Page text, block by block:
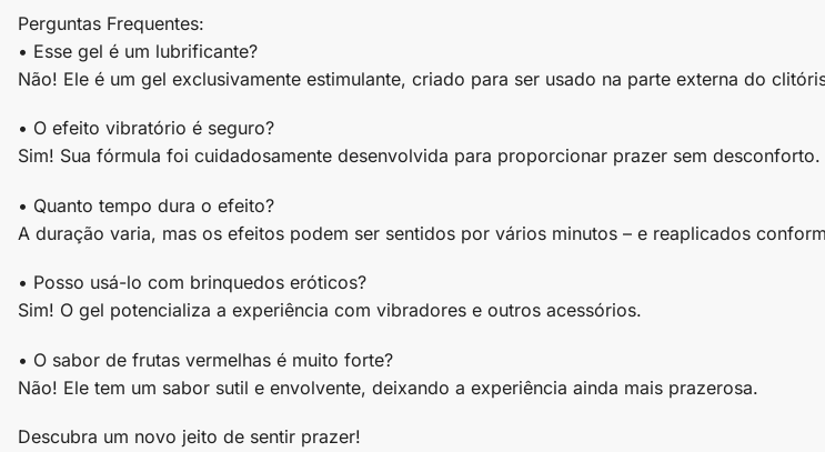
Perguntas Frequentes:
• Esse gel é um lubrificante?
Não! Ele é um gel exclusivamente estimulante, criado para ser usado na parte externa do
• O efeito vibratório é seguro?
Sim! Sua fórmula foi cuidadosamente desenvolvida para proporcionar prazer sem desconforto.
• Quanto tempo dura o efeito?
A duração varia, mas os efeitos podem ser sentidos por vários minutos – e reaplicados
• Posso usá-lo com brinquedos eróticos?
Sim! O gel potencializa a experiência com vibradores e outros acessórios.
• O sabor de frutas vermelhas é muito forte?
Não! Ele tem um sabor sutil e envolvente, deixando a experiência ainda mais prazerosa.
Descubra um novo jeito de sentir prazer!